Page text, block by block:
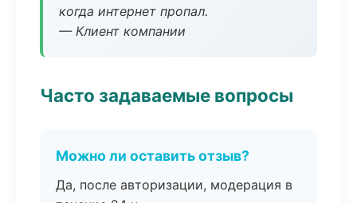
когда интернет пропал.
— Клиент компании
Часто задаваемые вопросы
Можно ли оставить отзыв?
Да, после авторизации, модерация в